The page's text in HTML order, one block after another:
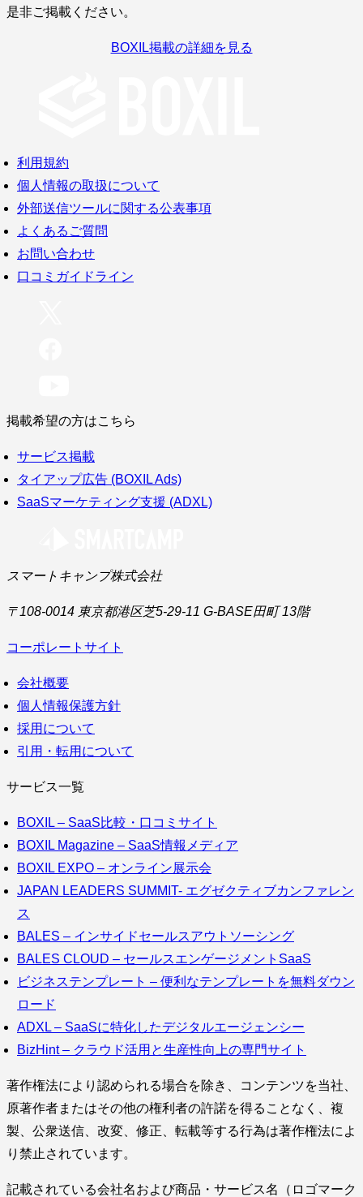
是非ご掲載ください。
BOXIL掲載の詳細を見る
利用規約
個人情報の取扱について
外部送信ツールに関する公表事項
よくあるご質問
お問い合わせ
口コミガイドライン
掲載希望の方はこちら
サービス掲載
タイアップ広告 (BOXIL Ads)
SaaSマーケティング支援 (ADXL)
スマートキャンプ株式会社
〒108-0014 東京都港区芝5-29-11 G-BASE田町 13階
コーポレートサイト
会社概要
個人情報保護方針
採用について
引用・転用について
サービス一覧
BOXIL – SaaS比較・口コミサイト
BOXIL Magazine – SaaS情報メディア
BOXIL EXPO – オンライン展示会
JAPAN LEADERS SUMMIT- エグゼクティブカンファレン
ス
BALES – インサイドセールスアウトソーシング
BALES CLOUD – セールスエンゲージメントSaaS
ビジネステンプレート – 便利なテンプレートを無料ダウン
ロード
ADXL – SaaSに特化したデジタルエージェンシー
BizHint – クラウド活用と生産性向上の専門サイト
著作権法により認められる場合を除き、コンテンツを当社、
原著作者またはその他の権利者の許諾を得ることなく、複
製、公衆送信、改変、修正、転載等する行為は著作権法によ
り禁止されています。
記載されている会社名および商品・サービス名（ロゴマーク